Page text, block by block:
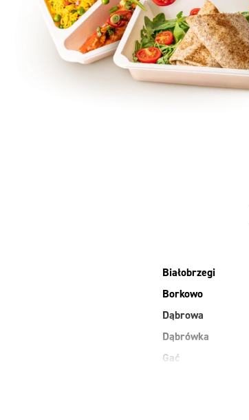
Białobrzegi
Borkowo
Dąbrowa
Dąbrówka
Gać